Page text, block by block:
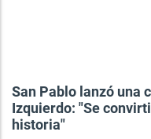
San Pablo lanzó una
Izquierdo: "Se
historia"